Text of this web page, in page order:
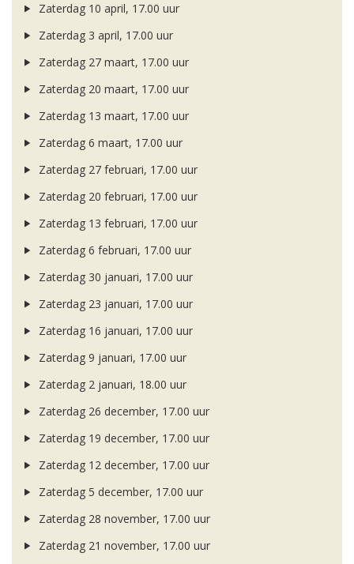
Zaterdag 10 april, 17.00 uur
Zaterdag 3 april, 17.00 uur
Zaterdag 27 maart, 17.00 uur
Zaterdag 20 maart, 17.00 uur
Zaterdag 13 maart, 17.00 uur
Zaterdag 6 maart, 17.00 uur
Zaterdag 27 februari, 17.00 uur
Zaterdag 20 februari, 17.00 uur
Zaterdag 13 februari, 17.00 uur
Zaterdag 6 februari, 17.00 uur
Zaterdag 30 januari, 17.00 uur
Zaterdag 23 januari, 17.00 uur
Zaterdag 16 januari, 17.00 uur
Zaterdag 9 januari, 17.00 uur
Zaterdag 2 januari, 18.00 uur
Zaterdag 26 december, 17.00 uur
Zaterdag 19 december, 17.00 uur
Zaterdag 12 december, 17.00 uur
Zaterdag 5 december, 17.00 uur
Zaterdag 28 november, 17.00 uur
Zaterdag 21 november, 17.00 uur